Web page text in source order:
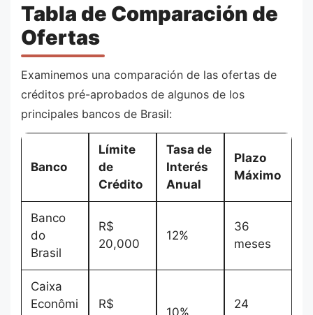
Tabla de Comparación de
Ofertas
Examinemos una comparación de las ofertas de
créditos pré-aprobados de algunos de los
principales bancos de Brasil:
Banco
Límite
de
Crédito
Tasa de
Interés
Anual
Plazo
Máximo
Banco
do
Brasil
R$
20,000
12%
36
meses
Caixa
Econômi
R$
24